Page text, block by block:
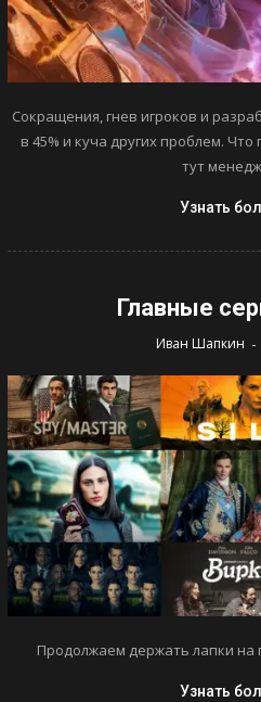
Сокращения, гнев игроков и
в 45% и куча других проблем.
тут
Узнать
Главные
Иван Шапкин -
Продолжаем держать лапки на
Узнать